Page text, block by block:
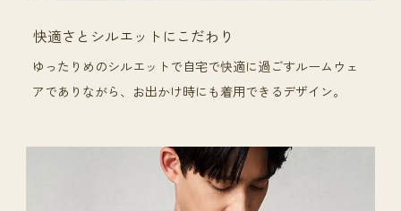
快適さとシルエットにこだわり
ゆったりめのシルエットで自宅で快適に過ごすルームウェ
アでありながら、お出かけ時にも着用できるデザイン。